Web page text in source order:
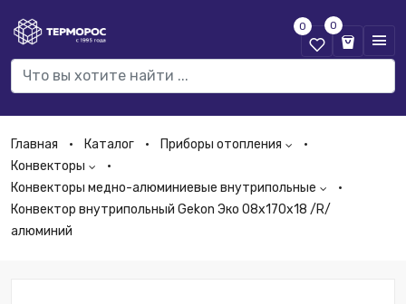
0 0
Главная Каталог
Приборы отопления
Конвекторы
Конвекторы медно-алюминиевые внутрипольные
Конвектор внутрипольный Gekon Эко 08х170х18 /R/
алюминий